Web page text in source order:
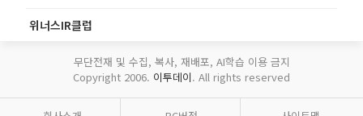
위너스IR클럽
무단전재 및 수집, 복사, 재배포, AI학습 이용 금지
Copyright 2006. 이투데이. All rights reserved